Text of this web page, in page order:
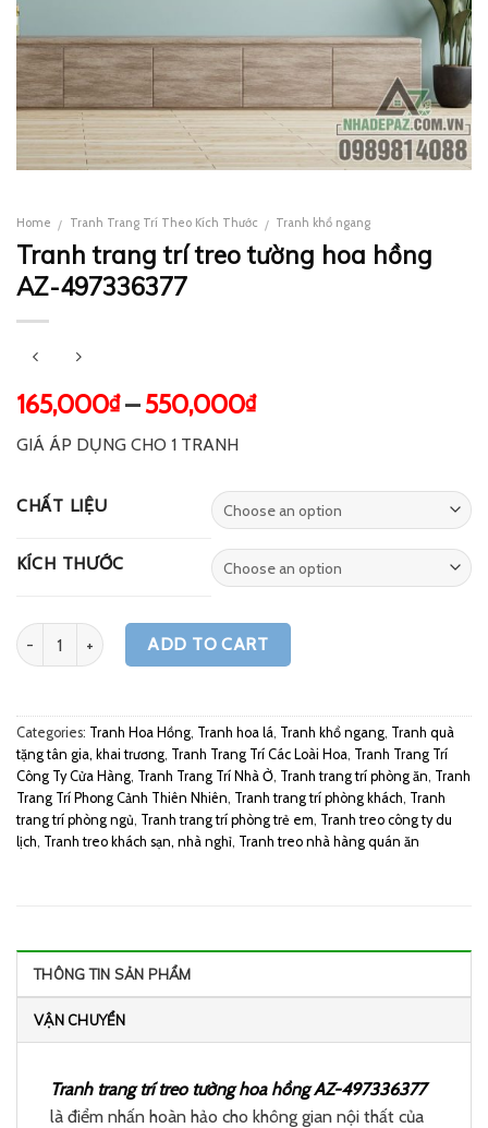
Home / Tranh Trang Trí Theo Kích Thước / Tranh khổ ngang
Tranh trang trí treo tường hoa hồng
AZ-497336377
165,000₫–550,000₫
GIÁ ÁP DỤNG CHO 1 TRANH
CHẤT LIỆU
KÍCH THƯỚC
Quantity ADD TO CART
Categories: Tranh Hoa Hồng, Tranh hoa lá, Tranh khổ ngang, Tranh quà
tặng tân gia, khai trương, Tranh Trang Trí Các Loài Hoa, Tranh Trang Trí
Công Ty Cửa Hàng, Tranh Trang Trí Nhà Ở, Tranh trang trí phòng ăn, Tranh
Trang Trí Phong Cảnh Thiên Nhiên, Tranh trang trí phòng khách, Tranh
trang trí phòng ngủ, Tranh trang trí phòng trẻ em, Tranh treo công ty du
lịch, Tranh treo khách sạn, nhà nghỉ, Tranh treo nhà hàng quán ăn
THÔNG TIN SẢN PHẨM
VẬN CHUYỂN
Tranh trang trí treo tường hoa hồng AZ-497336377
là điểm nhấn hoàn hảo cho không gian nội thất của